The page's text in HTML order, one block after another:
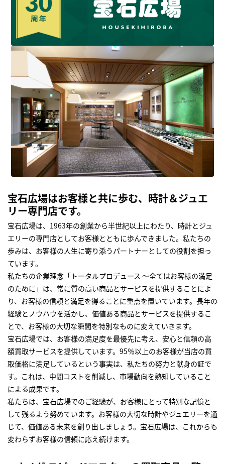
宝石広場はお客様と共に歩む、時計＆ジュエ
リー専門店です。
宝石広場は、1963年の創業から半世紀以上にわたり、時計とジュ
エリーの専門店としてお客様とともに歩んできました。私たちの
歩みは、お客様の人生に寄り添うパートナーとしての役割を担っ
ています。
私たちの企業理念「トータルプロデュース ～全てはお客様の満足
のために」は、常に質の高い商品とサービスを提供することによ
り、お客様の信頼と満足を得ることに重点を置いています。長年の
経験とノウハウを活かし、価値ある商品とサービスを提供するこ
とで、お客様の大切な瞬間を特別なものに変えていきます。
宝石広場では、お客様の満足度を最優先に考え、安心と信頼の高
額買取サービスを提供しています。95％以上のお客様が当店の買
取価格に満足しているという事実は、私たちの努力と献身の証で
す。これは、中間コストを削減し、市場動向を熟知していること
による成果です。
私たちは、宝石広場でのご経験が、お客様にとって特別な記憶と
して残るよう努めています。お客様の大切な時計やジュエリーを通
じて、価値ある未来を創り出しましょう。宝石広場は、これからも
変わらずお客様の信頼に応え続けます。